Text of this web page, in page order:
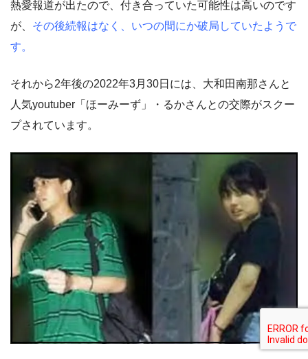
熱愛報道が出たので、付き合っていた可能性は高いのです
が、 その後続報はなく、いつの間にか破局していたようで
す。
それから2年後の2022年3月30日には、大和田南那さんと
人気youtuber「ほーみーず」・るかさんとの交際がスクー
プされています。